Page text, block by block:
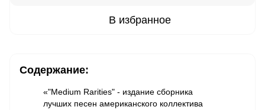
В избранное
Содержание:
«"Medium Rarities" - издание сборника
лучших песен американского коллектива